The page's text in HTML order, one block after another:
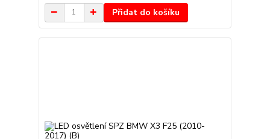
Přidat do košíku